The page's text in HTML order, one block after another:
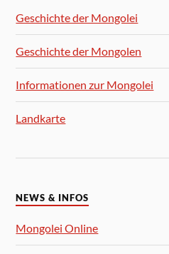
Geschichte der Mongolei
Geschichte der Mongolen
Informationen zur Mongolei
Landkarte
NEWS & INFOS
Mongolei Online